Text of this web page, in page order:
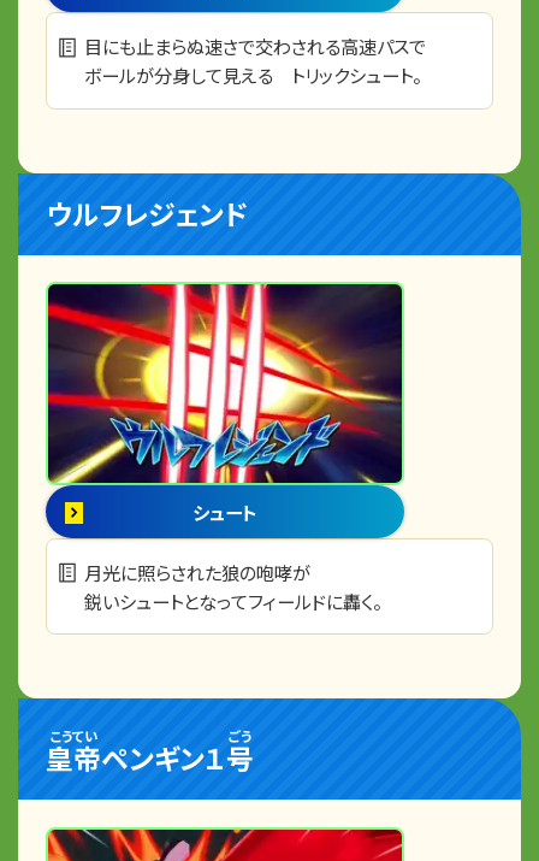
目にも止まらぬ速さで交わされる高速パスで
ボールが分身して見える トリックシュート。
ウルフレジェンド
シュート
月光に照らされた狼の咆哮が
鋭いシュートとなってフィールドに轟く。
皇帝
こうてい
ペンギン１号
ごう